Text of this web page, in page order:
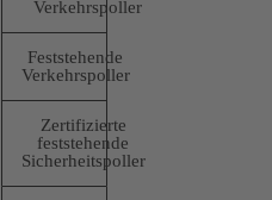
Verkehrspoller
Feststehende
Verkehrspoller
Zertifizierte
feststehende
Sicherheitspoller